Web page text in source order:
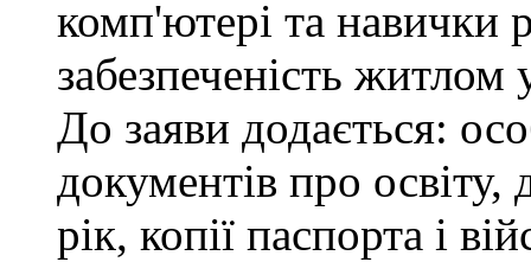
комп'ютері та навички
забезпеченість житлом
До заяви додається:
документів про
рік, копії паспорта і